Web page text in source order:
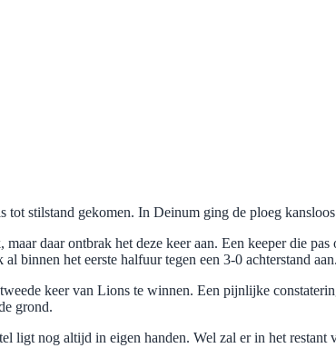
tot stilstand gekomen. In Deinum ging de ploeg
daar ontbrak het deze keer aan. Een keeper die
binnen het eerste halfuur tegen een 3-0 achterstand
keer van Lions te winnen. Een pijnlijke
grond.
ligt nog altijd in eigen handen. Wel zal er in het